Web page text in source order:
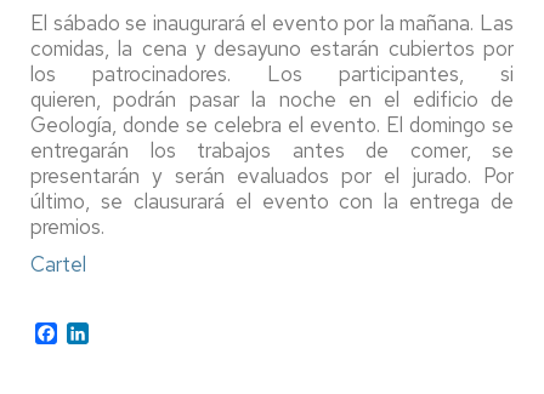
El sábado se inaugurará el evento por la mañana. Las
comidas, la cena y desayuno estarán cubiertos por
los patrocinadores. Los participantes, si
quieren, podrán pasar la noche en el edificio de
Geología, donde se celebra el evento. El domingo se
entregarán los trabajos antes de comer, se
presentarán y serán evaluados por el jurado. Por
último, se clausurará el evento con la entrega de
premios.
Cartel
Facebook